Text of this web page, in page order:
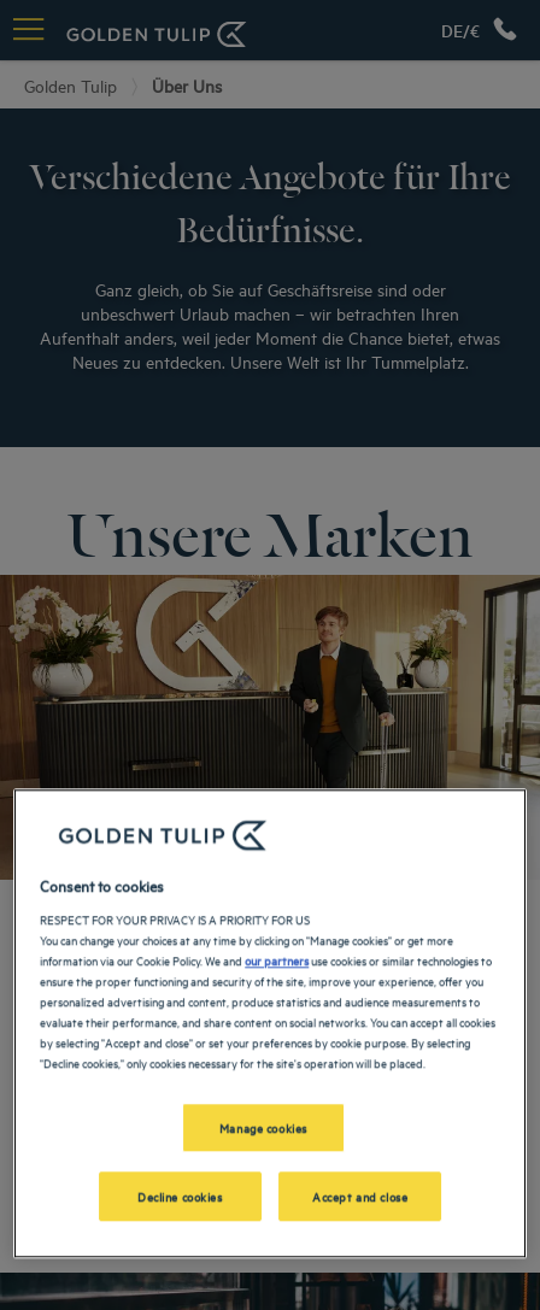
DE/€
Golden Tulip Über Uns
Verschiedene Angebote für Ihre
Bedürfnisse.
Ganz gleich, ob Sie auf Geschäftsreise sind oder
unbeschwert Urlaub machen – wir betrachten Ihren
Aufenthalt anders, weil jeder Moment die Chance bietet, etwas
Neues zu entdecken. Unsere Welt ist Ihr Tummelplatz.
Unsere Marken
Golden Tulip
LASSEN SIE SICH ÜBERRASCHEN
Golden Tulip ist keine gewöhnliche Hotelkette - sie sprengt die üblichen
Standards. Jedes unserer Hotels spiegelt die lokale Kultur wider und
eine Einheit bilden. Unsere eleganten Räumlichkeiten, die holländische
Schlichtheit und sorgfältige Liebe zum Detail vereinen lassen Arbeit
Consent to cookies
RESPECT FOR YOUR PRIVACY IS A PRIORITY FOR US
You can change your choices at any time by clicking on "Manage cookies" or get more
information via our Cookie Policy. We andour partnersuse cookies or similar technologies to
ensure the proper functioning and security of the site, improve your experience, offer you
personalized advertising and content, produce statistics and audience measurements to
evaluate their performance, and share content on social networks. You can accept all cookies
by selecting "Accept and close" or set your preferences by cookie purpose. By selecting
"Decline cookies," only cookies necessary for the site's operation will be placed.
Manage cookies
Decline cookies Accept and close